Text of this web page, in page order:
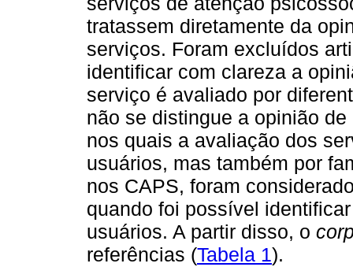
tratassem diretamente da
serviços. Foram excluídos
identificar com clareza a
serviço é avaliado por
não se distingue a opinião
nos quais a avaliação dos
usuários, mas também por
nos CAPS, foram
quando foi possível
usuários. A partir disso, o
referências (Tabela 1).